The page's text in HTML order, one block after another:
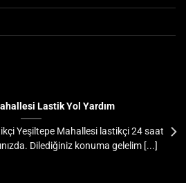
Lastik Yol Yardım
Yeşiltepe Mahallesi lastikçi 24 saat
Dilediğiniz konuma gelelim [...]